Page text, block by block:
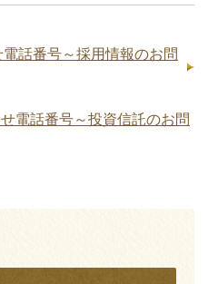
電話番号～採用情報のお問
電話番号～投資信託のお問